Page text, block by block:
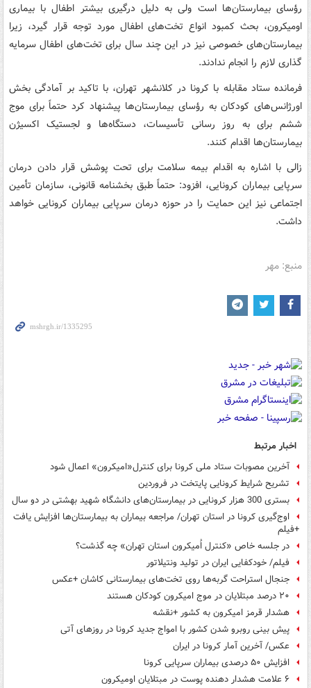
رؤسای بیمارستان‌ها است ولی به دلیل درگیری بیشتر اطفال با بیماری
اومیکرون، بحث کمبود انواع تخت‌های اطفال مورد توجه قرار گیرد، زیرا
بیمارستان‌های خصوصی نیز در این چند سال برای تخت‌های اطفال سرمایه
گذاری لازم را انجام ندادند.
فرمانده ستاد مقابله با کرونا در کلانشهر تهران، با تاکید بر آمادگی بخش
اورژانس‌های کودکان به رؤسای بیمارستان‌ها پیشنهاد کرد حتماً برای موج
ششم برای به روز رسانی تأسیسات، دستگاه‌ها و لجستیک اکسیژن
بیمارستان‌ها اقدام کنند.
زالی با اشاره به اقدام بیمه سلامت برای تحت پوشش قرار دادن درمان
سرپایی بیماران کرونایی، افزود: حتماً طبق بخشنامه قانونی، سازمان تأمین
اجتماعی نیز این حمایت را در حوزه درمان سرپایی بیماران کرونایی خواهد
داشت.
منبع: مهر
اخبار مرتبط
آخرین مصوبات ستاد ملی کرونا برای کنترل«امیکرون» اعمال شود
تشریح شرایط کرونایی پایتخت در فروردین
بستری 300 هزار کرونایی در بیمارستان‌های دانشگاه شهید بهشتی در دو سال
اوج‌گیری کرونا در استان تهران/ مراجعه بیماران به بیمارستان‌ها افزایش یافت
+فیلم
در جلسه خاص «کنترل اُمیکرون استان تهران» چه گذشت؟
فیلم/ خودکفایی ایران در تولید ونتیلاتور
جنجال استراحت گربه‌ها روی تخت‌های بیمارستانی کاشان +عکس
۲۰ درصد مبتلایان در موج امیکرون کودکان هستند
هشدار قرمز امیکرون به کشور +نقشه
پیش بینی روبرو شدن کشور با امواج جدید کرونا در روزهای آتی
عکس/ آخرین آمار کرونا در ایران
افزایش ۵۰ درصدی بیماران سرپایی کرونا
۶ علامت هشدار دهنده پوست در مبتلایان اومیکرون